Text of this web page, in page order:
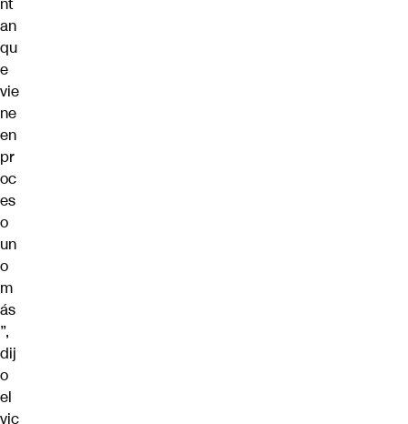
an
qu
e
vie
ne
en
pr
oc
es
o
un
o
m
ás
”,
dij
o
el
vic